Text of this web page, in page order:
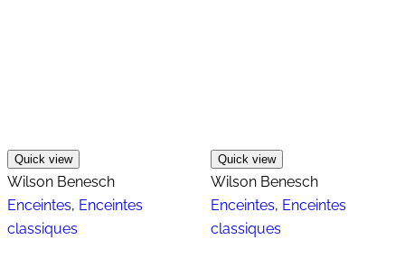
Quick view
Wilson Benesch
Enceintes, Enceintes
classiques
Quick view
Wilson Benesch
Enceintes, Enceintes
classiques